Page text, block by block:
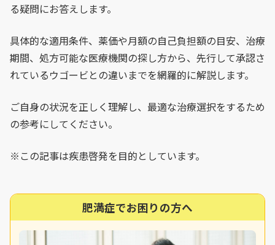
る疑問にお答えします。
具体的な適用条件、薬価や月額の自己負担額の目安、治療
期間、処方可能な医療機関の探し方から、先行して承認さ
れているウゴービとの違いまでを網羅的に解説します。
ご自身の状況を正しく理解し、最適な治療選択をするため
の参考にしてください。
※この記事は疾患啓発を目的としています。
肥満症でお困りの方へ